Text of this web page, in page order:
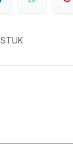
STUK